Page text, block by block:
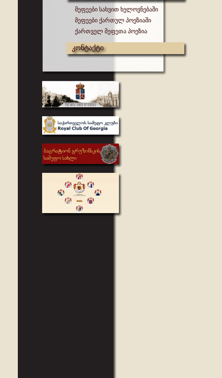
მეფეები სახვით ხელოვნებაში
მეფეები ქართულ პოეზიაში
ქართველ მეფეთა პოეზია
კონტაქტი